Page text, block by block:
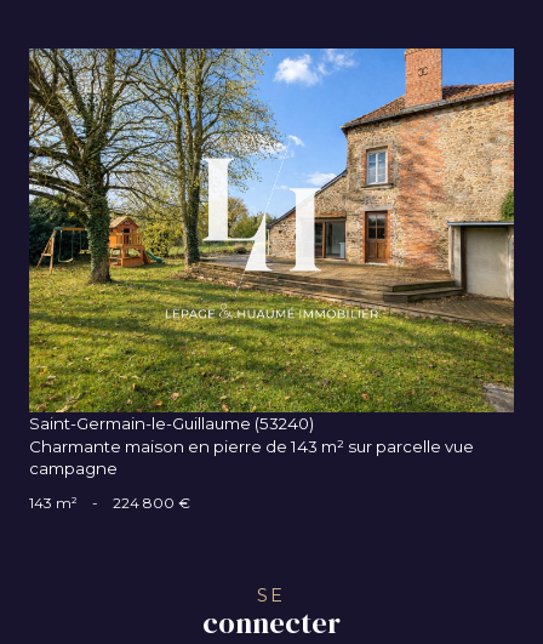
VOIR LE BIEN
Saint-Germain-le-Guillaume (53240)
Charmante maison en pierre de 143 m² sur parcelle vue
campagne
143 m² - 224 800 €
SE
connecter